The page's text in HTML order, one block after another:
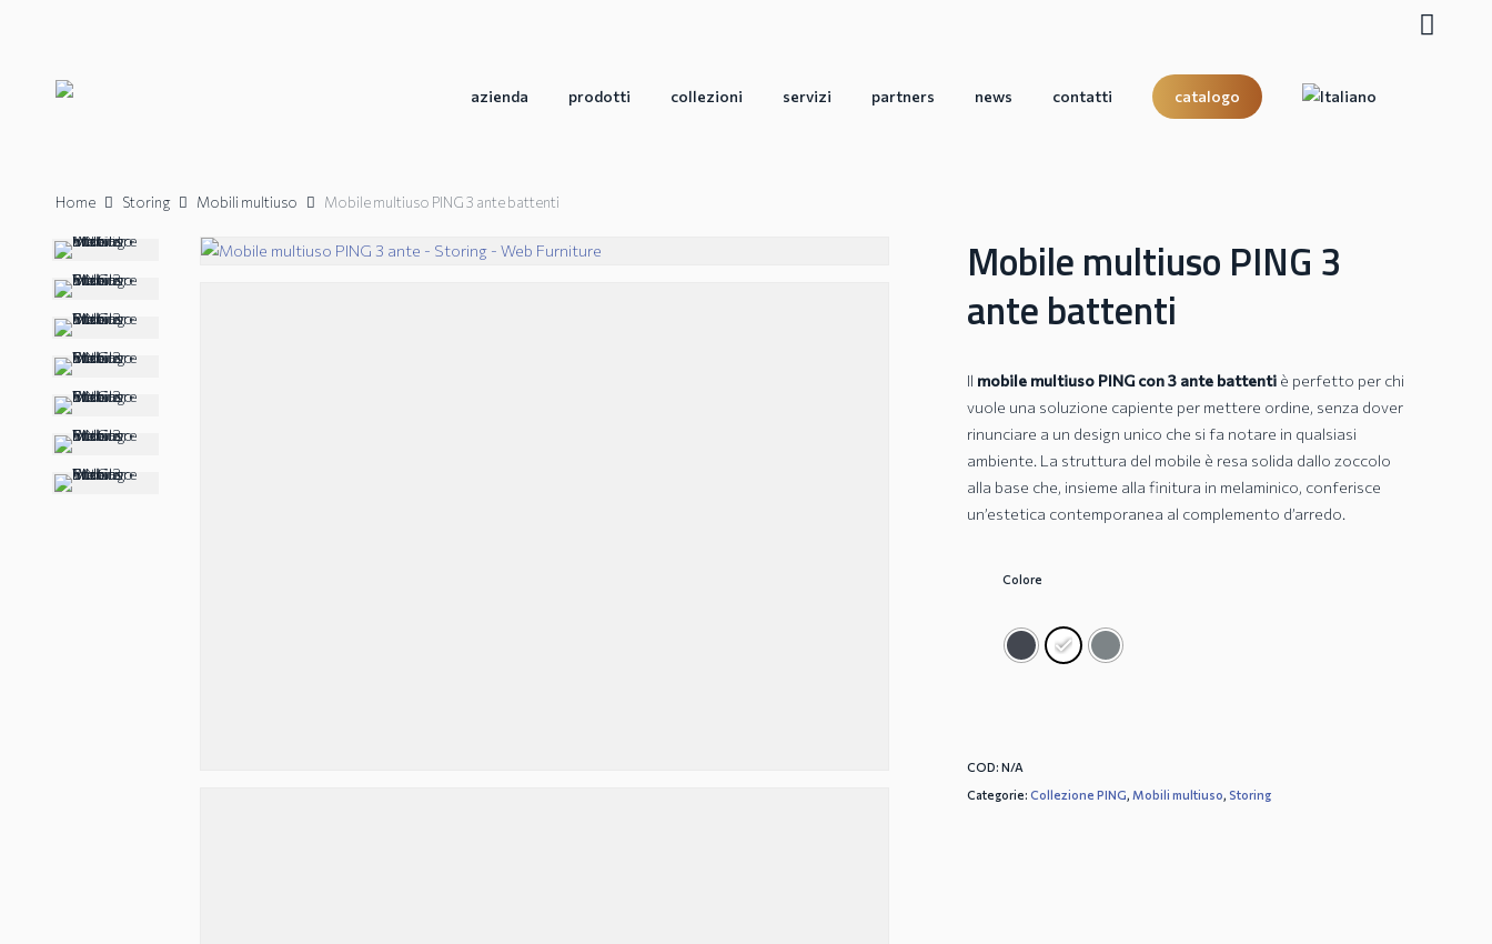
azienda prodotti collezioni servizi partners news contatti catalogo
Home Storing Mobili multiuso Mobile multiuso PING 3 ante battenti
Mobile multiuso PING 3
ante battenti
Il mobile multiuso PING con 3 ante battenti è perfetto per chi
vuole una soluzione capiente per mettere ordine, senza dover
rinunciare a un design unico che si fa notare in qualsiasi
ambiente. La struttura del mobile è resa solida dallo zoccolo
alla base che, insieme alla finitura in melaminico, conferisce
un’estetica contemporanea al complemento d’arredo.
Colore
COD:N/A
Categorie:Collezione PING,Mobili multiuso, Storing